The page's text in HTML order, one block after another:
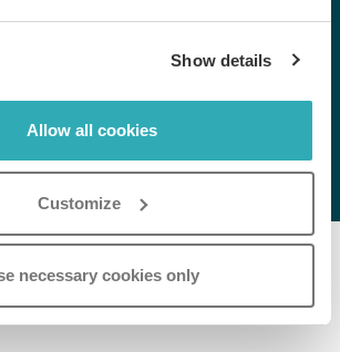
Show details
Allow all cookies
Customize
necessary cookies only
Kostenlos testen